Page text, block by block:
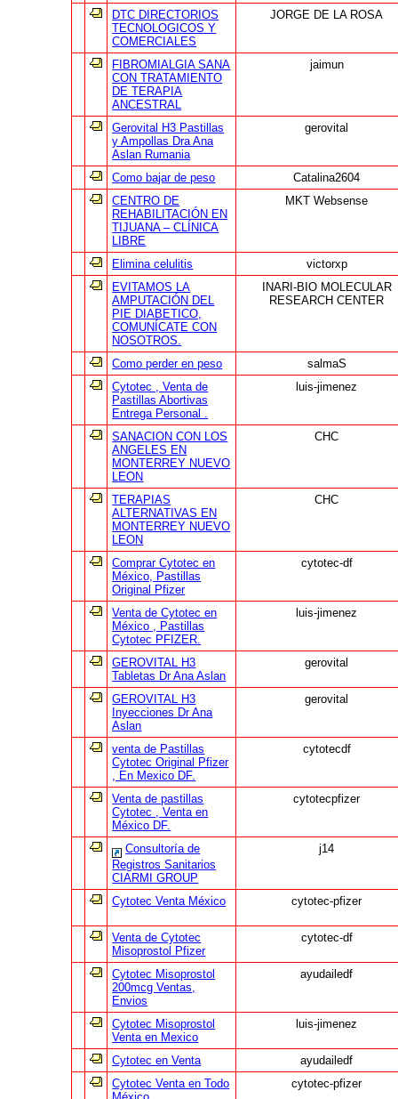
DTC DIRECTORIOS
TECNOLOGICOS Y
COMERCIALES
JORGE DE LA ROSA
FIBROMIALGIA SANA
CON TRATAMIENTO
DE TERAPIA
ANCESTRAL
jaimun
Gerovital H3 Pastillas
y Ampollas Dra Ana
Aslan Rumania
gerovital
Como bajar de peso
Catalina2604
CENTRO DE
REHABILITACIÓN EN
TIJUANA – CLÍNICA
LIBRE
MKT Websense
Elimina celulitis
victorxp
EVITAMOS LA
AMPUTACIÓN DEL
PIE DIABETICO,
COMUNÍCATE CON
NOSOTROS.
INARI-BIO MOLECULAR
RESEARCH CENTER
Como perder en peso
salmaS
Cytotec , Venta de
Pastillas Abortivas
Entrega Personal .
luis-jimenez
SANACION CON LOS
ANGELES EN
MONTERREY NUEVO
LEON
CHC
TERAPIAS
ALTERNATIVAS EN
MONTERREY NUEVO
LEON
CHC
Comprar Cytotec en
México, Pastillas
Original Pfizer
cytotec-df
Venta de Cytotec en
México , Pastillas
Cytotec PFIZER.
luis-jimenez
GEROVITAL H3
Tabletas Dr Ana Aslan
gerovital
GEROVITAL H3
Inyecciones Dr Ana
Aslan
gerovital
venta de Pastillas
Cytotec Original Pfizer
, En Mexico DF.
cytotecdf
Venta de pastillas
Cytotec , Venta en
México DF.
cytotecpfizer
Consultoría de
Registros Sanitarios
CIARMI GROUP
j14
Cytotec Venta México cytotec-pfizer
Venta de Cytotec
Misoprostol Pfizer
cytotec-df
Cytotec Misoprostol
200mcg Ventas,
Envios
ayudailedf
Cytotec Misoprostol
Venta en Mexico
luis-jimenez
Cytotec en Venta
ayudailedf
Cytotec Venta en Todo
cytotec-pfizer